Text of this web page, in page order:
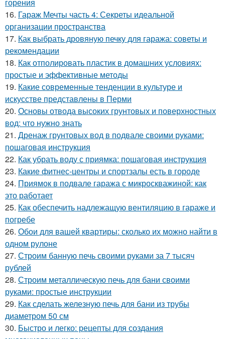
16. Гараж Мечты часть 4: Секреты идеальной
организации пространства
17. Как выбрать дровяную печку для гаража: советы и
рекомендации
18. Как отполировать пластик в домашних условиях:
простые и эффективные методы
19. Какие современные тенденции в культуре и
искусстве представлены в Перми
20. Основы отвода высоких грунтовых и поверхностных
вод: что нужно знать
21. Дренаж грунтовых вод в подвале своими руками:
пошаговая инструкция
22. Как убрать воду с приямка: пошаговая инструкция
23. Какие фитнес-центры и спортзалы есть в городе
24. Приямок в подвале гаража с микроскважиной: как
это работает
25. Как обеспечить надлежащую вентиляцию в гараже и
погребе
26. Обои для вашей квартиры: сколько их можно найти в
одном рулоне
27. Строим банную печь своими руками за 7 тысяч
рублей
28. Строим металлическую печь для бани своими
руками: простые инструкции
29. Как сделать железную печь для бани из трубы
диаметром 50 см
30. Быстро и легко: рецепты для создания